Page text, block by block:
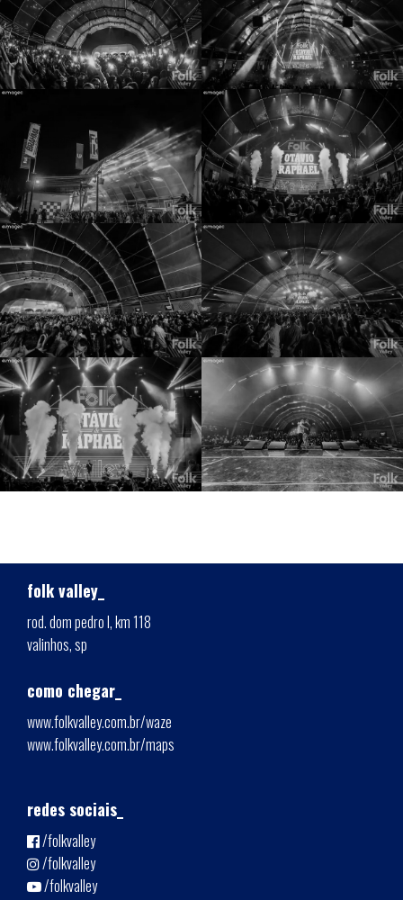
folk valley_
rod. dom pedro I, km 118
valinhos, sp
como chegar_
www.folkvalley.com.br/waze
www.folkvalley.com.br/maps
redes sociais_
/folkvalley
/folkvalley
/folkvalley